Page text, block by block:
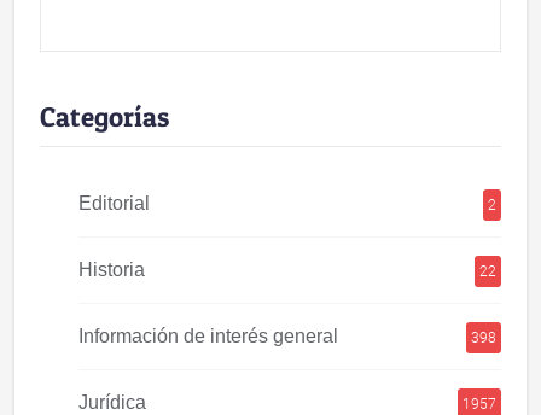
Categorías
Editorial 2
Historia 22
Información de interés general 398
Jurídica 1957